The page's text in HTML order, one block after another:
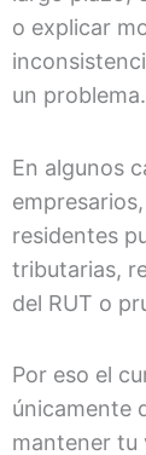
o explicar
un problema.
En algunos
residentes
tributarias,
del RUT o
Por eso el
únicamente
mantener tu